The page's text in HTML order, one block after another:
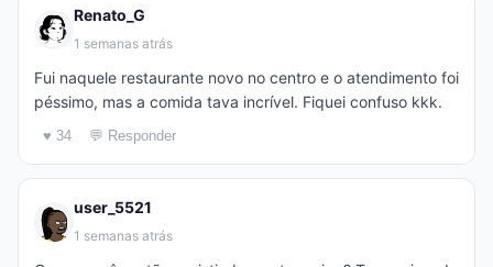
Renato_G
1 semanas atrás
Fui naquele restaurante novo no centro e o atendimento foi
péssimo, mas a comida tava incrível. Fiquei confuso kkk.
♥ 34 💬 Responder
user_5521
1 semanas atrás